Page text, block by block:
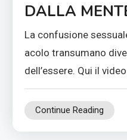
DALLA
La confusione
acolo transumano
dell’essere. Qui il
Continue Reading